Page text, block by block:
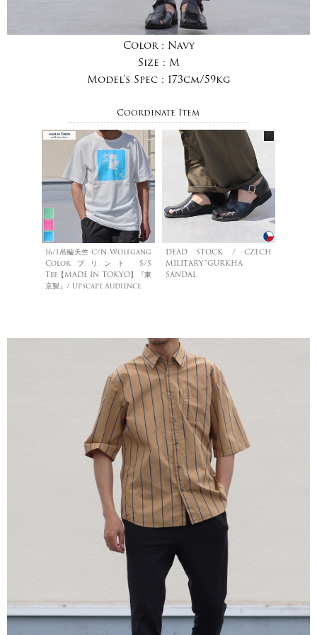
Color : Navy
Size : M
Model's Spec : 173cm/59kg
Coordinate Item
16/1吊編天竺 C/N Wolfgang
Colorプリント S/S
Tee【MADE IN TOKYO】『東
京製』/ Upscape Audience
DEAD STOCK / CZECH
MILITARY”GURKHA
SANDAL